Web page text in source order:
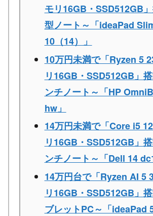
モリ16GB・SSD512GB
型ノート～「ideaPad
10（14）」
10万円未満で「Ryzen 5
リ16GB・SSD512GB」
ンチノート～「HP
hw」
14万円未満で「Core i5
リ16GB・SSD512GB」
ンチノート～「Dell 14
14万円台で「Ryzen AI 5
リ16GB・SSD512GB」
ブレットPC～「ideaPad